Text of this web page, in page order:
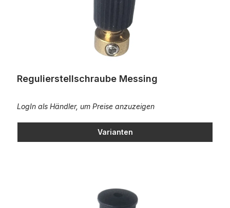
Regulierstellschraube Messing
LogIn als Händler, um Preise anzuzeigen
Varianten